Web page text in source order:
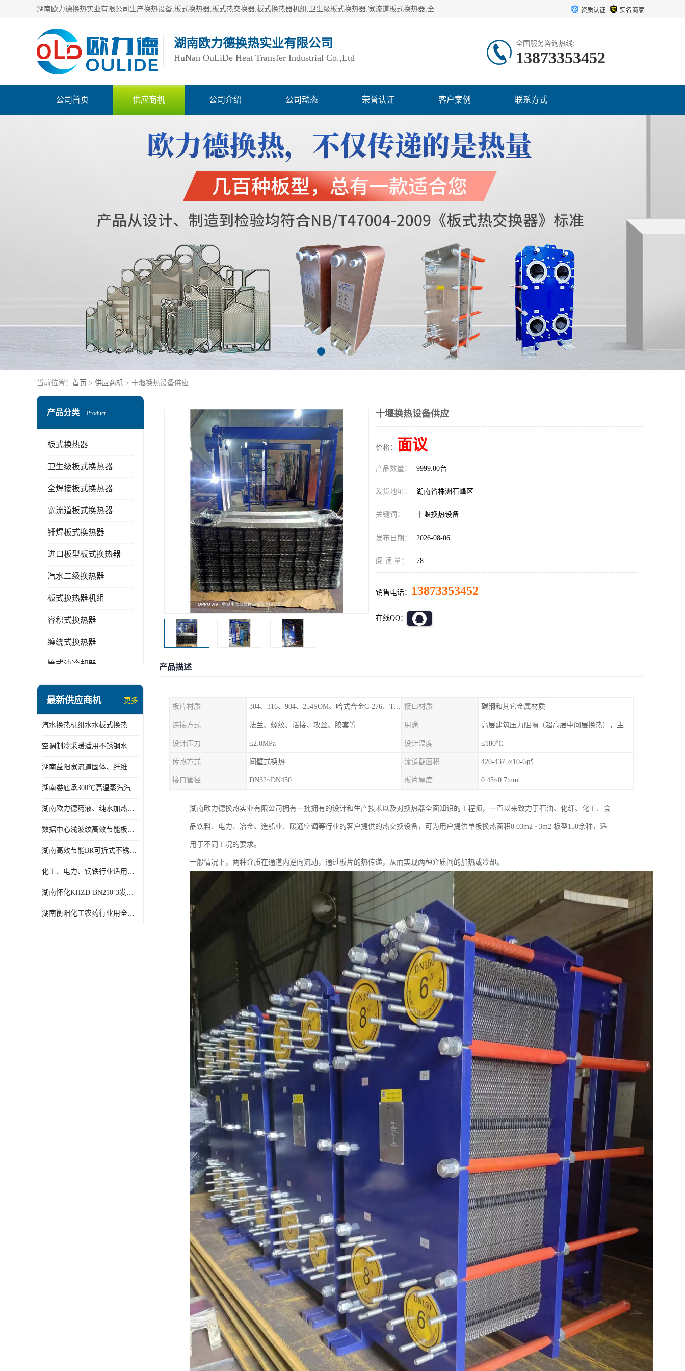
湖南欧力德换热实业有限公司生产换热设备,板式换热器,板式热交换器,板式换热器机组,卫生级板式换热器,宽流道板式换热器,全焊接板式换热器,钎焊板式换热器,钛材板式换热器,容积式换热器,盘管换热,不锈钢水箱,定压补水机组,变频供水机组等,用户覆盖：湖南、湖北、广西、广东、海南、云南、贵州等全国各地。 资质认证 实名商家
湖南欧力德换热实业有限公司
HuNan OuLiDe Heat Transfer Industrial Co.,Ltd
全国服务咨询热线:
13873353452
公司首页 供应商机 公司介绍 公司动态 荣誉认证 客户案例 联系方式
当前位置： 首页 > 供应商机 > 十堰换热设备供应
产品分类 Product
板式换热器
卫生级板式换热器
全焊接板式换热器
宽流道板式换热器
钎焊板式换热器
进口板型板式换热器
汽水二级换热器
板式换热器机组
容积式换热器
缠绕式换热器
管式油冷却器
盘管换热
变频供水机组
汽水混合加热器
水处理设备
最新供应商机 更多
汽水换热机组水水板式换热机组板式热交换机组厂家专业定制
空调制冷采暖适用不锈钢水水汽水板式换热器
湖南益阳宽流道固体、纤维、浆状物质加热冷却冷凝蒸发板式换热器
湖南娄底承300℃高温蒸汽汽水二级换热器
湖南欧力德药液、纯水加热、冷却、蒸发及杀菌用卫生级板式换热器
数据中心浅波纹高效节能板式换热器
湖南高效节能BR可拆式不锈钢板式换热器厂家定制
化工、电力、钢铁行业适用冷却冷凝蒸发加热不锈钢可拆式板式换热器
湖南怀化KHZD-BN210-3发动机柴油冷却钎焊机板式热交换器
湖南衡阳化工农药行业用全焊接板式冷凝器专业定制
十堰换热设备供应
价格： 面议
产品数量： 9999.00台
发货地址： 湖南省株洲石峰区
关键词： 十堰换热设备
发布日期： 2026-08-06
阅 读 量： 78
销售电话： 13873353452
在线QQ：
产品描述
板片材质 304、316、904、254SOM、哈式合金C-276、TA1等 接口材质 碳钢和其它金属材质
连接方式 法兰、螺纹、活接、攻丝、胶套等 用途 高层建筑压力阻隔（超高层中间层换热），主机换热（保护主机，系统压力由板换承受）
设计压力 ≤2.0MPa 设计温度 ≤180℃
传热方式 间壁式换热 流道截面积 420-4375×10-6㎡
接口管径 DN32~DN450 板片厚度 0.45~0.7mm
湖南欧力德换热实业有限公司拥有一批拥有的设计和生产技术以及对换热器全面知识的工程师，一直以来致力于石油、化纤、化工、食
品饮料、电力、冶金、造船业、暖通空调等行业的客户提供的热交换设备，可为用户提供单板换热面积0.03m2 ~3m2 板型150余种，适
用于不同工况的要求。
一般情况下，两种介质在通道内逆向流动，通过板片的热传递，从而实现两种介质间的加热或冷却。